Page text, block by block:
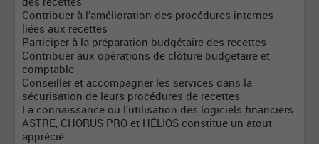
Contribuer à l’amélioration des procédures internes
liées aux recettes
Participer à la préparation budgétaire des recettes
Contribuer aux opérations de clôture budgétaire et
comptable
Conseiller et accompagner les services dans la
sécurisation de leurs procédures de recettes
La connaissance ou l’utilisation des logiciels financiers
ASTRE, CHORUS PRO et HÉLIOS constitue un atout
apprécié.